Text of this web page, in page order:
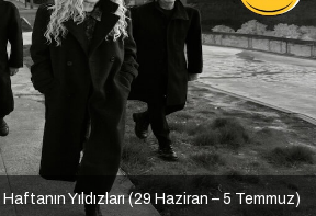
Yıldızları (29 Haziran – 5 Temmuz)